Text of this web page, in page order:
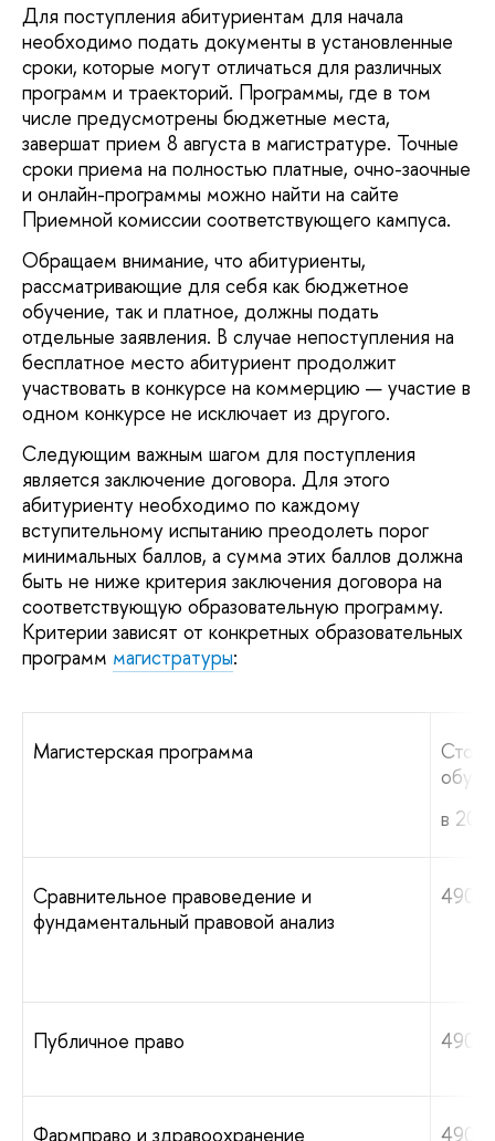
Для поступления абитуриентам для начала
необходимо подать документы в установленные
сроки, которые могут отличаться для различных
программ и траекторий. Программы, где в том
числе предусмотрены бюджетные места,
завершат прием 8 августа в магистратуре. Точные
сроки приема на полностью платные, очно-заочные
и онлайн-программы можно найти на сайте
Приемной комиссии соответствующего кампуса.
Обращаем внимание, что абитуриенты,
рассматривающие для себя как бюджетное
обучение, так и платное, должны подать
отдельные заявления. В случае непоступления на
бесплатное место абитуриент продолжит
участвовать в конкурсе на коммерцию — участие в
одном конкурсе не исключает из другого.
Следующим важным шагом для поступления
является заключение договора. Для этого
абитуриенту необходимо по каждому
вступительному испытанию преодолеть порог
минимальных баллов, а сумма этих баллов должна
быть не ниже критерия заключения договора на
соответствующую образовательную программу.
Критерии зависят от конкретных образовательных
программ магистратуры:
Магистерская программа
в
Сравнительное правоведение и
фундаментальный правовой анализ
490
Публичное право 490
Фармправо и здравоохранение 490